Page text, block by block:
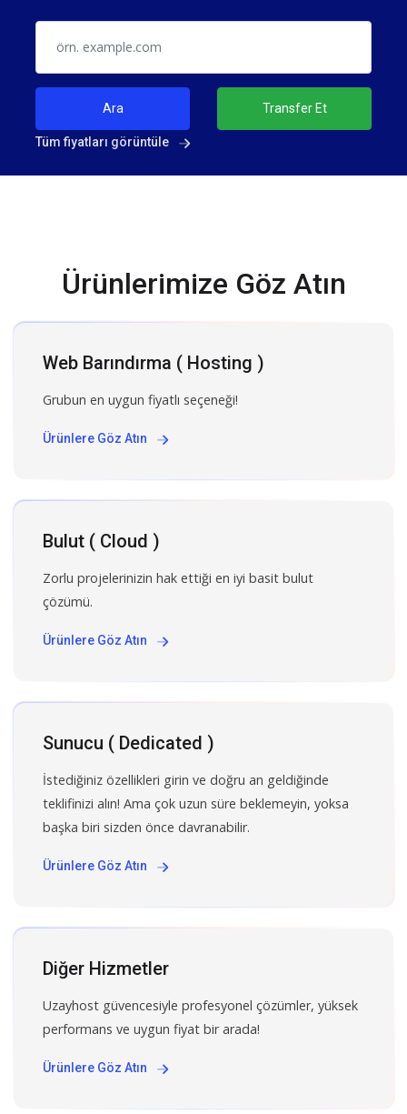
Ara Transfer Et
Tüm fiyatları görüntüle
Ürünlerimize Göz Atın
Web Barındırma ( Hosting )
Grubun en uygun fiyatlı seçeneği!
Ürünlere Göz Atın
Bulut ( Cloud )
Zorlu projelerinizin hak ettiği en iyi basit bulut
çözümü.
Ürünlere Göz Atın
Sunucu ( Dedicated )
İstediğiniz özellikleri girin ve doğru an geldiğinde
teklifinizi alın! Ama çok uzun süre beklemeyin, yoksa
başka biri sizden önce davranabilir.
Ürünlere Göz Atın
Diğer Hizmetler
Uzayhost güvencesiyle profesyonel çözümler, yüksek
performans ve uygun fiyat bir arada!
Ürünlere Göz Atın